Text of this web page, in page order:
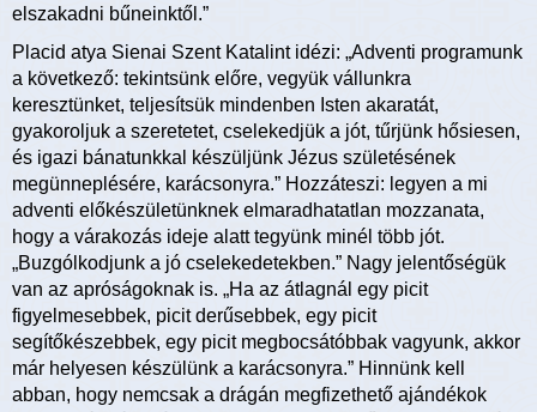
elszakadni bűneinktől.”
Placid atya Sienai Szent Katalint idézi: „Adventi programunk
a következő: tekintsünk előre, vegyük vállunkra
keresztünket, teljesítsük mindenben Isten akaratát,
gyakoroljuk a szeretetet, cselekedjük a jót, tűrjünk hősiesen,
és igazi bánatunkkal készüljünk Jézus születésének
megünneplésére, karácsonyra.” Hozzáteszi: legyen a mi
adventi előkészületünknek elmaradhatatlan mozzanata,
hogy a várakozás ideje alatt tegyünk minél több jót.
„Buzgólkodjunk a jó cselekedetekben.” Nagy jelentőségük
van az apróságoknak is. „Ha az átlagnál egy picit
figyelmesebbek, picit derűsebbek, egy picit
segítőkészebbek, egy picit megbocsátóbbak vagyunk, akkor
már helyesen készülünk a karácsonyra.” Hinnünk kell
abban, hogy nemcsak a drágán megfizethető ajándékok